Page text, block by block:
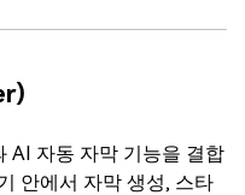
AI 자동 자막 기능을 결합
안에서 자막 생성, 스타